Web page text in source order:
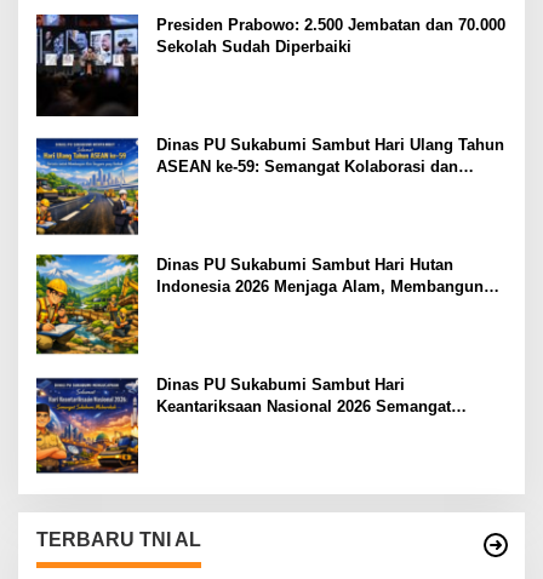
Presiden Prabowo: 2.500 Jembatan dan 70.000
Sekolah Sudah Diperbaiki
Dinas PU Sukabumi Sambut Hari Ulang Tahun
ASEAN ke-59: Semangat Kolaborasi dan
Dinas PU Sukabumi Sambut Hari Hutan
Indonesia 2026 Menjaga Alam, Membangun
Dinas PU Sukabumi Sambut Hari
Keantariksaan Nasional 2026 Semangat
TERBARU TNI AL